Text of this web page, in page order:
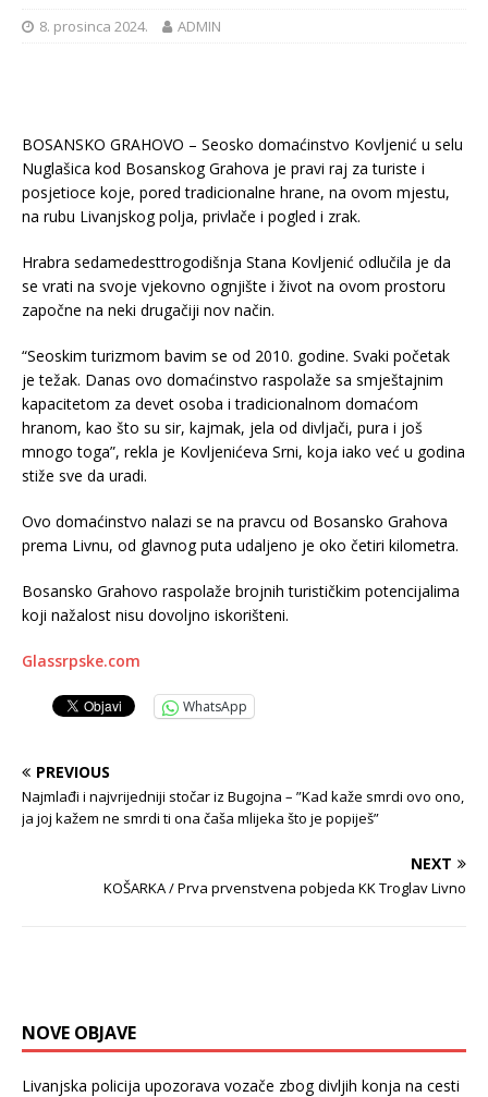
8. prosinca 2024. ADMIN
BOSANSKO GRAHOVO – Seosko domaćinstvo Kovljenić u selu
Nuglašica kod Bosanskog Grahova je pravi raj za turiste i
posjetioce koje, pored tradicionalne hrane, na ovom mjestu,
na rubu Livanjskog polja, privlače i pogled i zrak.
Hrabra sedamedesttrogodišnja Stana Kovljenić odlučila je da
se vrati na svoje vjekovno ognjište i život na ovom prostoru
započne na neki drugačiji nov način.
“Seoskim turizmom bavim se od 2010. godine. Svaki početak
je težak. Danas ovo domaćinstvo raspolaže sa smještajnim
kapacitetom za devet osoba i tradicionalnom domaćom
hranom, kao što su sir, kajmak, jela od divljači, pura i još
mnogo toga”, rekla je Kovljenićeva Srni, koja iako već u godina
stiže sve da uradi.
Ovo domaćinstvo nalazi se na pravcu od Bosansko Grahova
prema Livnu, od glavnog puta udaljeno je oko četiri kilometra.
Bosansko Grahovo raspolaže brojnih turističkim potencijalima
koji nažalost nisu dovoljno iskorišteni.
Glassrpske.com
WhatsApp
PREVIOUS
Najmlađi i najvrijedniji stočar iz Bugojna – ”Kad kaže smrdi ovo ono,
ja joj kažem ne smrdi ti ona čaša mlijeka što je popiješ”
NEXT
KOŠARKA / Prva prvenstvena pobjeda KK Troglav Livno
NOVE OBJAVE
Livanjska policija upozorava vozače zbog divljih konja na cesti